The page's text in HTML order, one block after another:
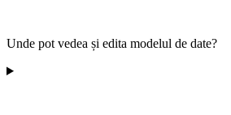
Unde pot vedea și edita modelul de date?